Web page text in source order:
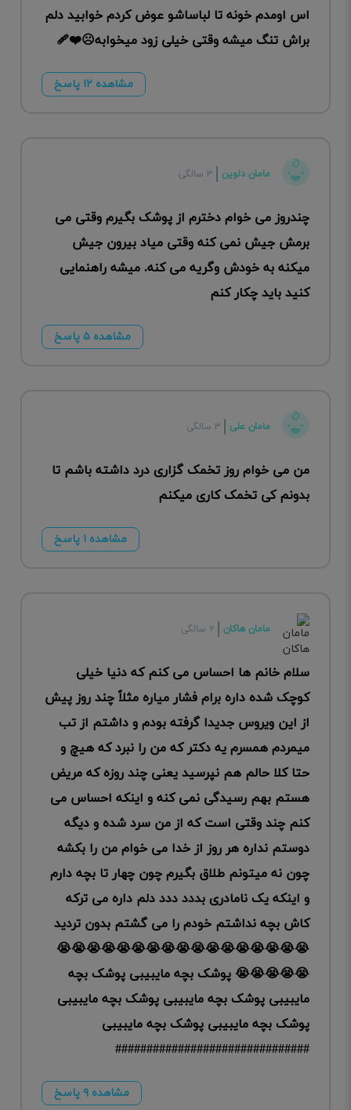
اس اومدم خونه تا لباساشو عوض کردم خوابید دلم
براش تنگ میشه وقتی خیلی زود میخوابه☹️❤️‍🩹
مشاهده ۱۲ پاسخ
مامان دلوین ۳ سالگی
چندروز می خوام دخترم از پوشک بگیرم وقتی می
برمش جیش نمی کنه وقتی میاد بیرون جیش
میکنه به خودش وگریه می کنه. میشه راهنمایی
کنید باید چکار کنم
مشاهده ۵ پاسخ
مامان علی ۳ سالگی
من می خوام روز تخمک گزاری درد داشته باشم تا
بدونم کی تخمک کاری میکنم
مشاهده ۱ پاسخ
مامان هاکان ۲ سالگی
سلام خانم ها احساس می کنم که دنیا خیلی
کوچک شده داره برام فشار میاره مثلاً چند روز پیش
از این ویروس جدیدا گرفته بودم و داشتم از تب
میمردم همسرم یه دکتر که من را نبرد که هیچ و
حتا کلا حالم هم نپرسید یعنی چند روزه که مریض
هستم بهم رسیدگی نمی کنه و اینکه احساس می
کنم چند وقتی است که از من سرد شده و دیگه
دوستم نداره هر روز از خدا می خوام من را بکشه
چون نه میتونم طلاق بگیرم چون چهار تا بچه دارم
و اینکه یک نامادری بددد ددد دلم داره می ترکه
کاش بچه نداشتم خودم را می گشتم بدون تردید
😭😭😭😭😭😭😭😭😭😭😭😭😭😭😭😭😭
😭😭😭😭😭 پوشک بچه مایبیبی پوشک بچه
مایبیبی پوشک بچه مایبیبی پوشک بچه مایبیبی
پوشک بچه مایبیبی پوشک بچه مایبیبی
###############################
مشاهده ۹ پاسخ